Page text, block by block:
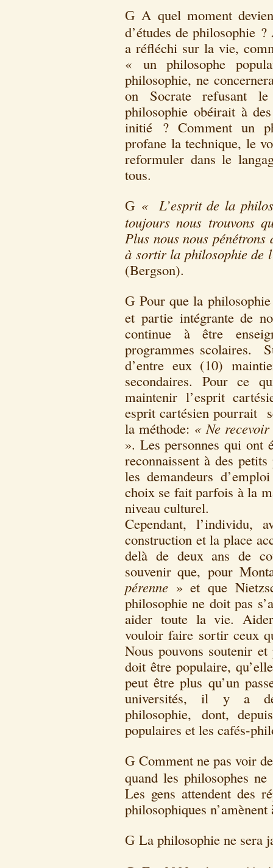
GA quel moment
d’études de philosophie
a réfléchi sur la vie,
« un philosophe
philosophie, ne
on Socrate refusant
philosophie obéirait à
initié ? Comment un
profane la technique, le
reformuler dans le
tous.
G « L’esprit de la
toujours nous trouvons
Plus nous nous
à sortir la philosophie de
(Bergson).
GPour que la
et partie intégrante de
continue à être
programmes scolaires.
d’entre eux (10)
secondaires. Pour ce
maintenir l’esprit
esprit cartésien pourrait
la méthode: « Ne recevoir
». Les personnes qui ont
reconnaissent à des
les demandeurs
choix se fait parfois à la
niveau culturel.
Cependant, l’individu,
construction et la place
delà de deux ans de
souvenir que, pour
pérenne » et que
philosophie ne doit pas
aider toute la vie.
vouloir faire sortir ceux
Nous pouvons soutenir
doit être populaire,
peut être plus qu’un
universités, il y a
philosophie, dont,
populaires et les cafés-
G Comment ne pas voir
quand les philosophes
Les gens attendent des
philosophiques
G La philosophie ne sera